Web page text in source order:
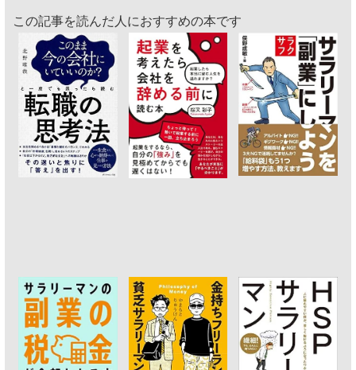
この記事を読んだ人におすすめの本です